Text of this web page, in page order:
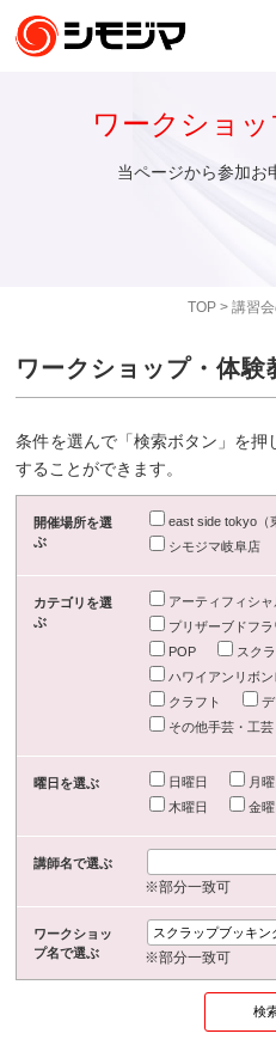
TOP> 講習
ワークショ
当ページから参加お
ワークショップ・体験
条件を選んで「検索ボタン」を
することができます。
開催場所を選
ぶ
east side tokyo（
シモジマ岐阜店
カテゴリを選
ぶ
アーティフィシ
プリザーブドフラ
POP
スク
ハワイアンリボン
クラフト
その他手芸・工芸
曜日を選ぶ 日曜日 月曜
木曜日
金曜
講師名で選ぶ
※部分一致可
ワークショッ
プ名で選ぶ
※部分一致可